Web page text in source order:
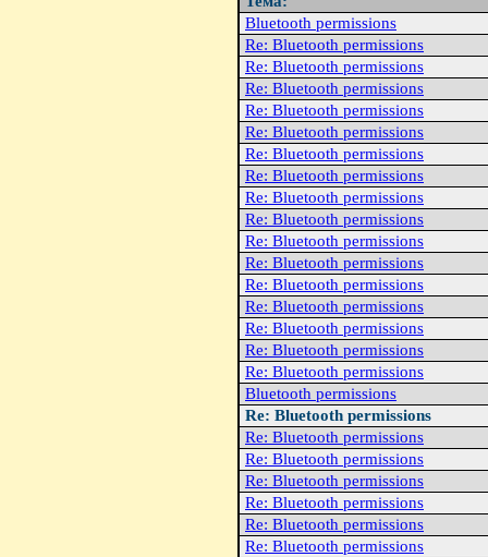
Bluetooth permissions
Re: Bluetooth permissions
Re: Bluetooth permissions
Re: Bluetooth permissions
Re: Bluetooth permissions
Re: Bluetooth permissions
Re: Bluetooth permissions
Re: Bluetooth permissions
Re: Bluetooth permissions
Re: Bluetooth permissions
Re: Bluetooth permissions
Re: Bluetooth permissions
Re: Bluetooth permissions
Re: Bluetooth permissions
Re: Bluetooth permissions
Re: Bluetooth permissions
Re: Bluetooth permissions
Bluetooth permissions
Re: Bluetooth permissions
Re: Bluetooth permissions
Re: Bluetooth permissions
Re: Bluetooth permissions
Re: Bluetooth permissions
Re: Bluetooth permissions
Re: Bluetooth permissions